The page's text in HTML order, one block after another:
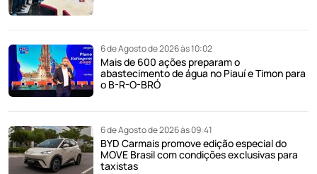
6 de Agosto de 2026 às 10:02
Mais de 600 ações preparam o
abastecimento de água no Piauí e Timon para
o B-R-O-BRÓ
6 de Agosto de 2026 às 09:41
BYD Carmais promove edição especial do
MOVE Brasil com condições exclusivas para
taxistas